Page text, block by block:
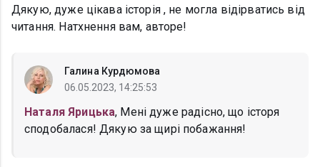
Дякую, дуже цікава історія , не могла відірватись від
читання. Натхнення вам, авторе!
Галина Курдюмова
06.05.2023, 14:25:53
Наталя Ярицька, Мені дуже радісно, що історя
сподобалася! Дякую за щирі побажання!